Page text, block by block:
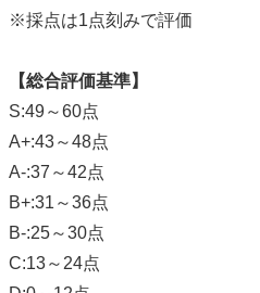
※採点は1点刻みで評価
【総合評価基準】
S:49～60点
A+:43～48点
A-:37～42点
B+:31～36点
B-:25～30点
C:13～24点